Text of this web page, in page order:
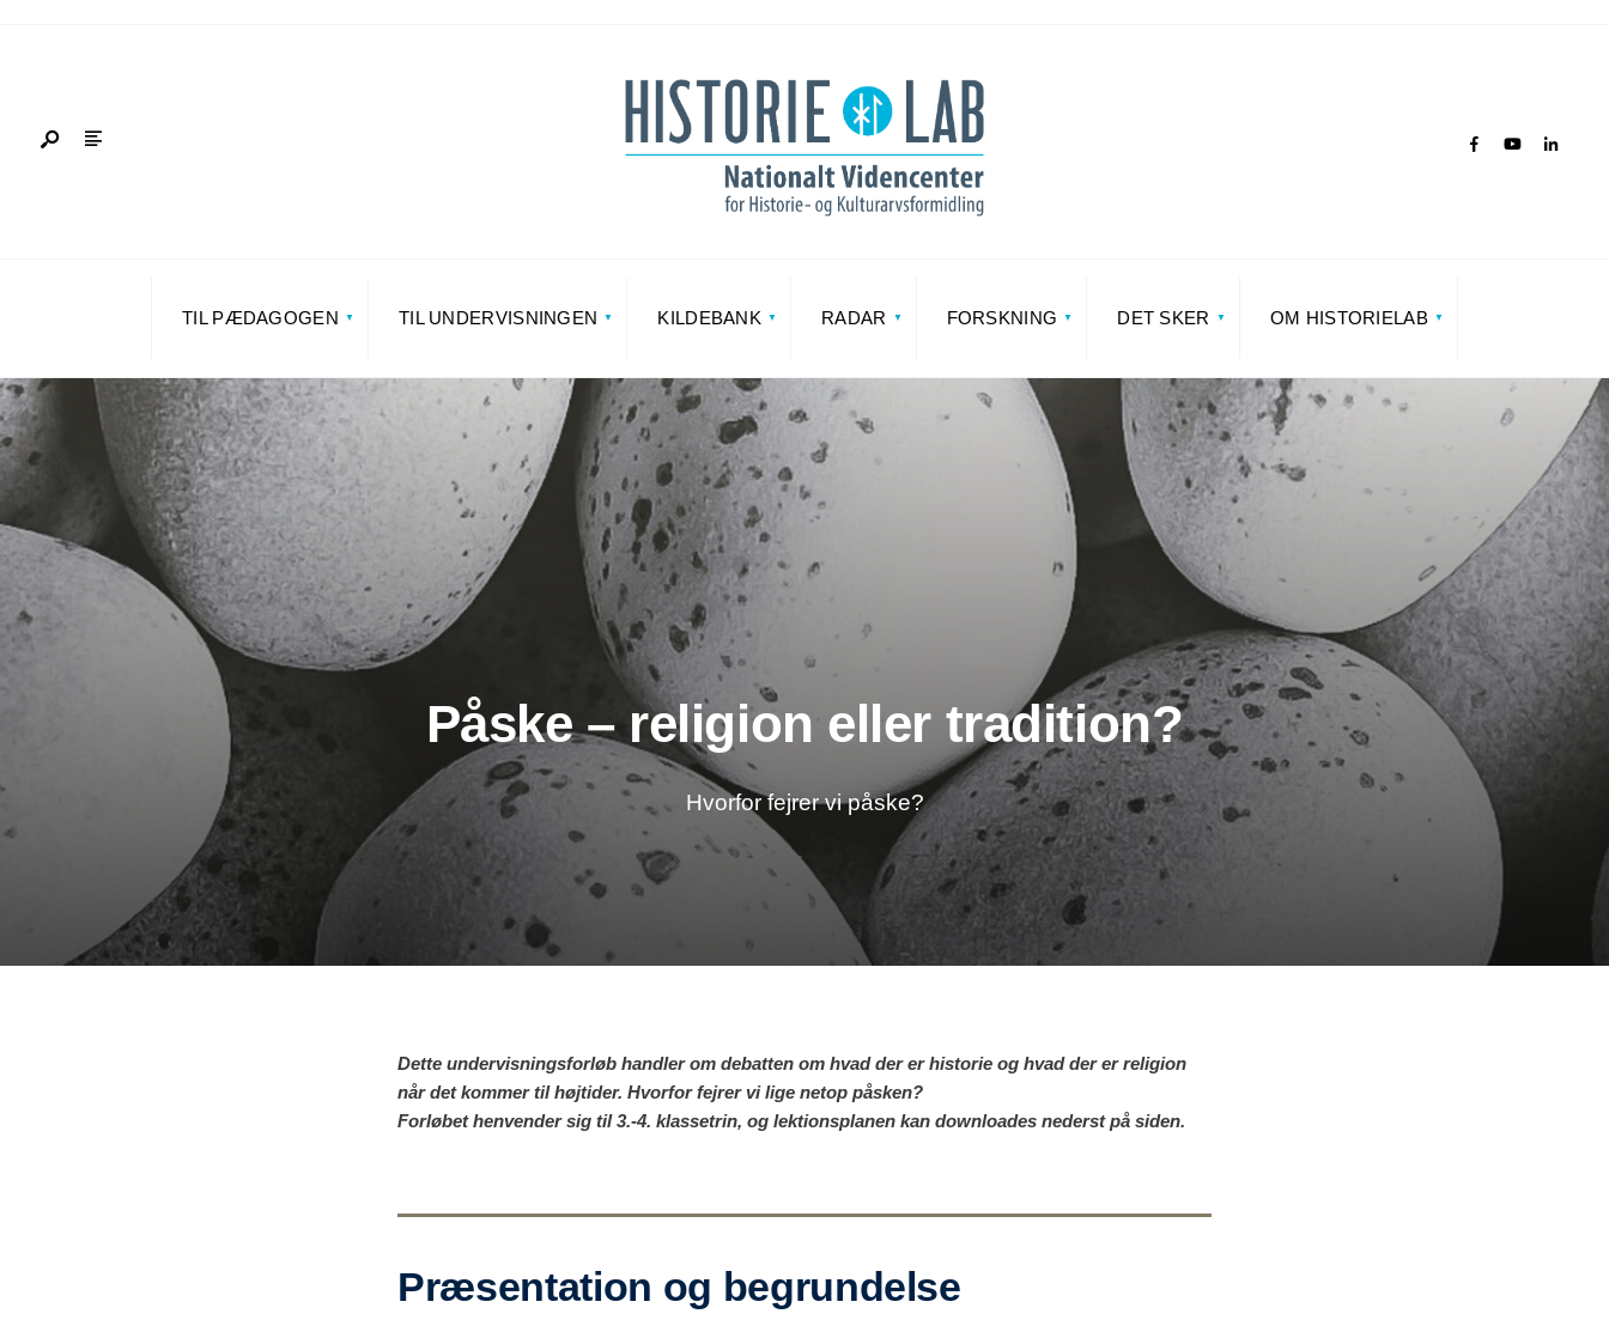
TIL PÆDAGOGEN TIL UNDERVISNINGEN KILDEBANK RADAR FORSKNING DET SKER OM HISTORIELAB
Påske – religion eller tradition?
Hvorfor fejrer vi påske?
Dette undervisningsforløb handler om debatten om hvad der er historie og hvad der er religion
når det kommer til højtider. Hvorfor fejrer vi lige netop påsken?
Forløbet henvender sig til 3.-4. klassetrin, og lektionsplanen kan downloades nederst på siden.
Præsentation og begrundelse